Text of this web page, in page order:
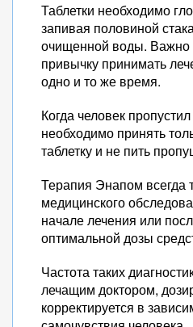
Таблетки необходимо
запивая половиной
очищенной воды. Важно
привычку принимать
одно и то же время.
Когда человек
необходимо принять
таблетку и не пить
Терапия Энапом всегда
медицинского
начале лечения или
оптимальной дозы
Частота таких
лечащим доктором,
корректируется в